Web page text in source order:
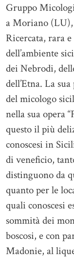
Gruppo
a Moriano (LU),
Ricercata, rara
dell’ambiente
dei Nebrodi,
dell’Etna. La
del micologo
nella sua opera
questo il più
conoscesi in
di veneficio,
distinguono da
quanto per le
quali conoscesi
sommità dei
boscosi, e con
Madonie, al